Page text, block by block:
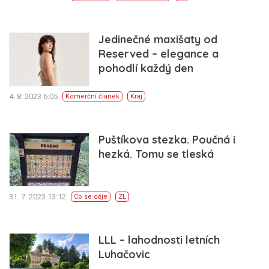
Jedinečné maxišaty od
Reserved – elegance a
pohodlí každý den
4. 8. 2023 6:05 Komerční článek Kraj
Puštíkova stezka. Poučná i
hezká. Tomu se tleská
31. 7. 2023 13:12 Co se děje ZL
LLL – lahodnosti letních
Luhačovic